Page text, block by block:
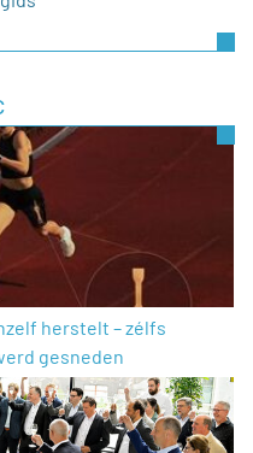
herstelt – zélfs
gesneden